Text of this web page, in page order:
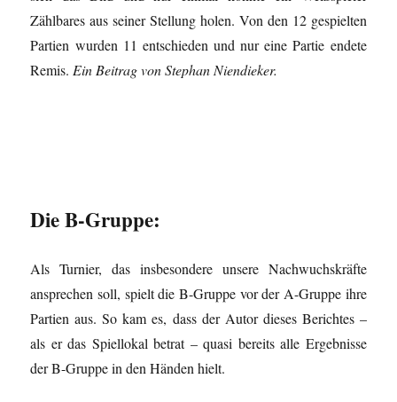
Zählbares aus seiner Stellung holen. Von den 12 gespielten
Partien wurden 11 entschieden und nur eine Partie endete
Remis.Ein Beitrag von Stephan Niendieker.
Die B-Gruppe:
Als Turnier, das insbesondere unsere Nachwuchskräfte
ansprechen soll, spielt die B-Gruppe vor der A-Gruppe ihre
Partien aus. So kam es, dass der Autor dieses Berichtes –
als er das Spiellokal betrat – quasi bereits alle Ergebnisse
der B-Gruppe in den Händen hielt.